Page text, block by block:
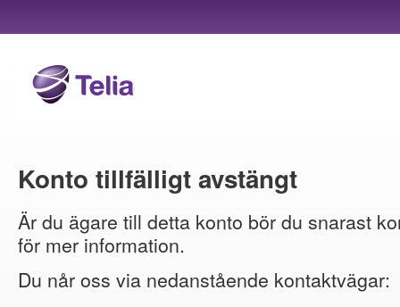
Konto tillfälligt avstängt
Är du ägare till detta konto bör du snarast
för mer information.
Du når oss via nedanstående kontaktvägar: